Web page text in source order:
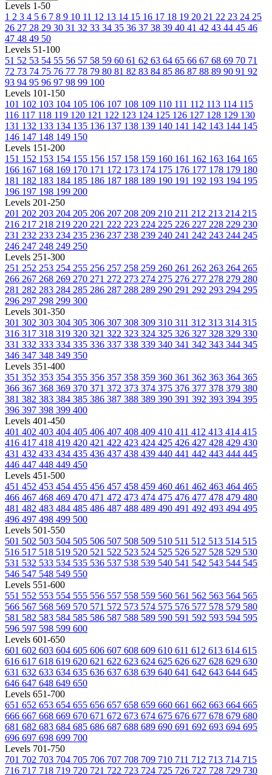
Levels 1-50
1 2 3 4 5 6 7 8 9 10 11 12 13 14 15 16 17 18 19 20 21 22 23 24 25
26 27 28 29 30 31 32 33 34 35 36 37 38 39 40 41 42 43 44 45 46
47 48 49 50
Levels 51-100
51 52 53 54 55 56 57 58 59 60 61 62 63 64 65 66 67 68 69 70 71
72 73 74 75 76 77 78 79 80 81 82 83 84 85 86 87 88 89 90 91 92
93 94 95 96 97 98 99 100
Levels 101-150
101 102 103 104 105 106 107 108 109 110 111 112 113 114 115
116 117 118 119 120 121 122 123 124 125 126 127 128 129 130
131 132 133 134 135 136 137 138 139 140 141 142 143 144 145
146 147 148 149 150
Levels 151-200
151 152 153 154 155 156 157 158 159 160 161 162 163 164 165
166 167 168 169 170 171 172 173 174 175 176 177 178 179 180
181 182 183 184 185 186 187 188 189 190 191 192 193 194 195
196 197 198 199 200
Levels 201-250
201 202 203 204 205 206 207 208 209 210 211 212 213 214 215
216 217 218 219 220 221 222 223 224 225 226 227 228 229 230
231 232 233 234 235 236 237 238 239 240 241 242 243 244 245
246 247 248 249 250
Levels 251-300
251 252 253 254 255 256 257 258 259 260 261 262 263 264 265
266 267 268 269 270 271 272 273 274 275 276 277 278 279 280
281 282 283 284 285 286 287 288 289 290 291 292 293 294 295
296 297 298 299 300
Levels 301-350
301 302 303 304 305 306 307 308 309 310 311 312 313 314 315
316 317 318 319 320 321 322 323 324 325 326 327 328 329 330
331 332 333 334 335 336 337 338 339 340 341 342 343 344 345
346 347 348 349 350
Levels 351-400
351 352 353 354 355 356 357 358 359 360 361 362 363 364 365
366 367 368 369 370 371 372 373 374 375 376 377 378 379 380
381 382 383 384 385 386 387 388 389 390 391 392 393 394 395
396 397 398 399 400
Levels 401-450
401 402 403 404 405 406 407 408 409 410 411 412 413 414 415
416 417 418 419 420 421 422 423 424 425 426 427 428 429 430
431 432 433 434 435 436 437 438 439 440 441 442 443 444 445
446 447 448 449 450
Levels 451-500
451 452 453 454 455 456 457 458 459 460 461 462 463 464 465
466 467 468 469 470 471 472 473 474 475 476 477 478 479 480
481 482 483 484 485 486 487 488 489 490 491 492 493 494 495
496 497 498 499 500
Levels 501-550
501 502 503 504 505 506 507 508 509 510 511 512 513 514 515
516 517 518 519 520 521 522 523 524 525 526 527 528 529 530
531 532 533 534 535 536 537 538 539 540 541 542 543 544 545
546 547 548 549 550
Levels 551-600
551 552 553 554 555 556 557 558 559 560 561 562 563 564 565
566 567 568 569 570 571 572 573 574 575 576 577 578 579 580
581 582 583 584 585 586 587 588 589 590 591 592 593 594 595
596 597 598 599 600
Levels 601-650
601 602 603 604 605 606 607 608 609 610 611 612 613 614 615
616 617 618 619 620 621 622 623 624 625 626 627 628 629 630
631 632 633 634 635 636 637 638 639 640 641 642 643 644 645
646 647 648 649 650
Levels 651-700
651 652 653 654 655 656 657 658 659 660 661 662 663 664 665
666 667 668 669 670 671 672 673 674 675 676 677 678 679 680
681 682 683 684 685 686 687 688 689 690 691 692 693 694 695
696 697 698 699 700
Levels 701-750
701 702 703 704 705 706 707 708 709 710 711 712 713 714 715
716 717 718 719 720 721 722 723 724 725 726 727 728 729 730